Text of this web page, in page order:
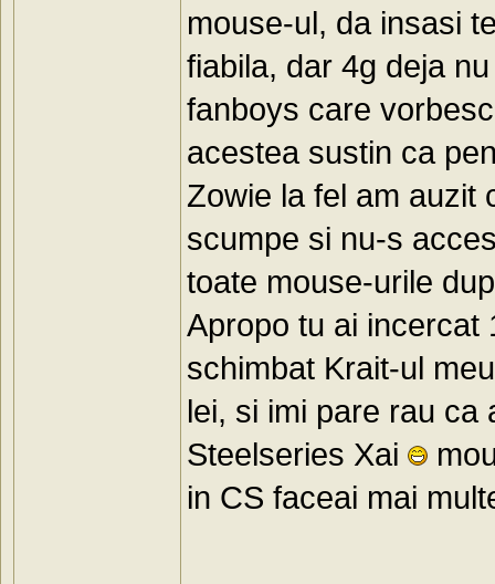
mouse-ul, da insasi
fiabila, dar 4g deja
fanboys care
acestea sustin ca
Zowie la fel am auzit
scumpe si nu-s
toate mouse-urile
Apropo tu ai incercat
schimbat Krait-ul
lei, si imi pare rau ca
Steelseries Xai
in CS faceai mai